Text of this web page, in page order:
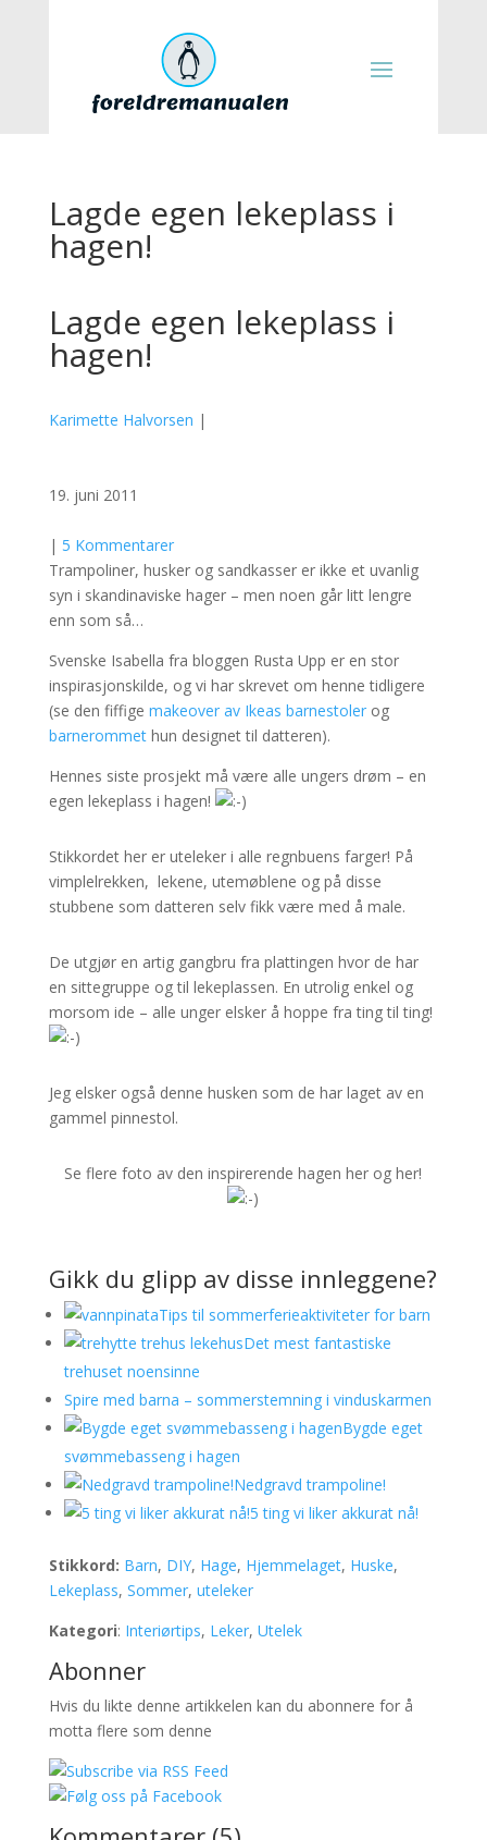
Lagde egen lekeplass i
hagen!
Lagde egen lekeplass i
hagen!
Karimette Halvorsen |
19. juni 2011
| 5 Kommentarer
Trampoliner, husker og sandkasser er ikke et uvanlig
syn i skandinaviske hager – men noen går litt lengre
enn som så…
Svenske Isabella fra bloggen Rusta Upp er en stor
inspirasjonskilde, og vi har skrevet om henne tidligere
(se den fiffige makeover av Ikeas barnestolerog
barnerommethun designet til datteren).
Hennes siste prosjekt må være alle ungers drøm – en
egen lekeplass i hagen!
Stikkordet her er uteleker i alle regnbuens farger! På
vimplelrekken, lekene, utemøblene og på disse
stubbene som datteren selv fikk være med å male.
De utgjør en artig gangbru fra plattingen hvor de har
en sittegruppe og til lekeplassen. En utrolig enkel og
morsom ide – alle unger elsker å hoppe fra ting til ting!
Jeg elsker også denne husken som de har laget av en
gammel pinnestol.
Se flere foto av den inspirerende hagen her og her!
Gikk du glipp av disse innleggene?
Tips til sommerferieaktiviteter for barn
Det mest fantastiske
trehuset noensinne
Spire med barna – sommerstemning i vinduskarmen
Bygde eget
svømmebasseng i hagen
Nedgravd trampoline!
5 ting vi liker akkurat nå!
Stikkord: Barn, DIY, Hage, Hjemmelaget, Huske,
Lekeplass, Sommer, uteleker
Kategori: Interiørtips, Leker, Utelek
Abonner
Hvis du likte denne artikkelen kan du abonnere for å
motta flere som denne